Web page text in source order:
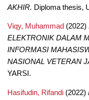
AKHIR. Diploma thesis,
Viqy, Muhammad (2022)
ELEKTRONIK DALAM
INFORMASI
NASIONAL VETERAN
YARSI.
Hasifudin, Rifandi(2022)